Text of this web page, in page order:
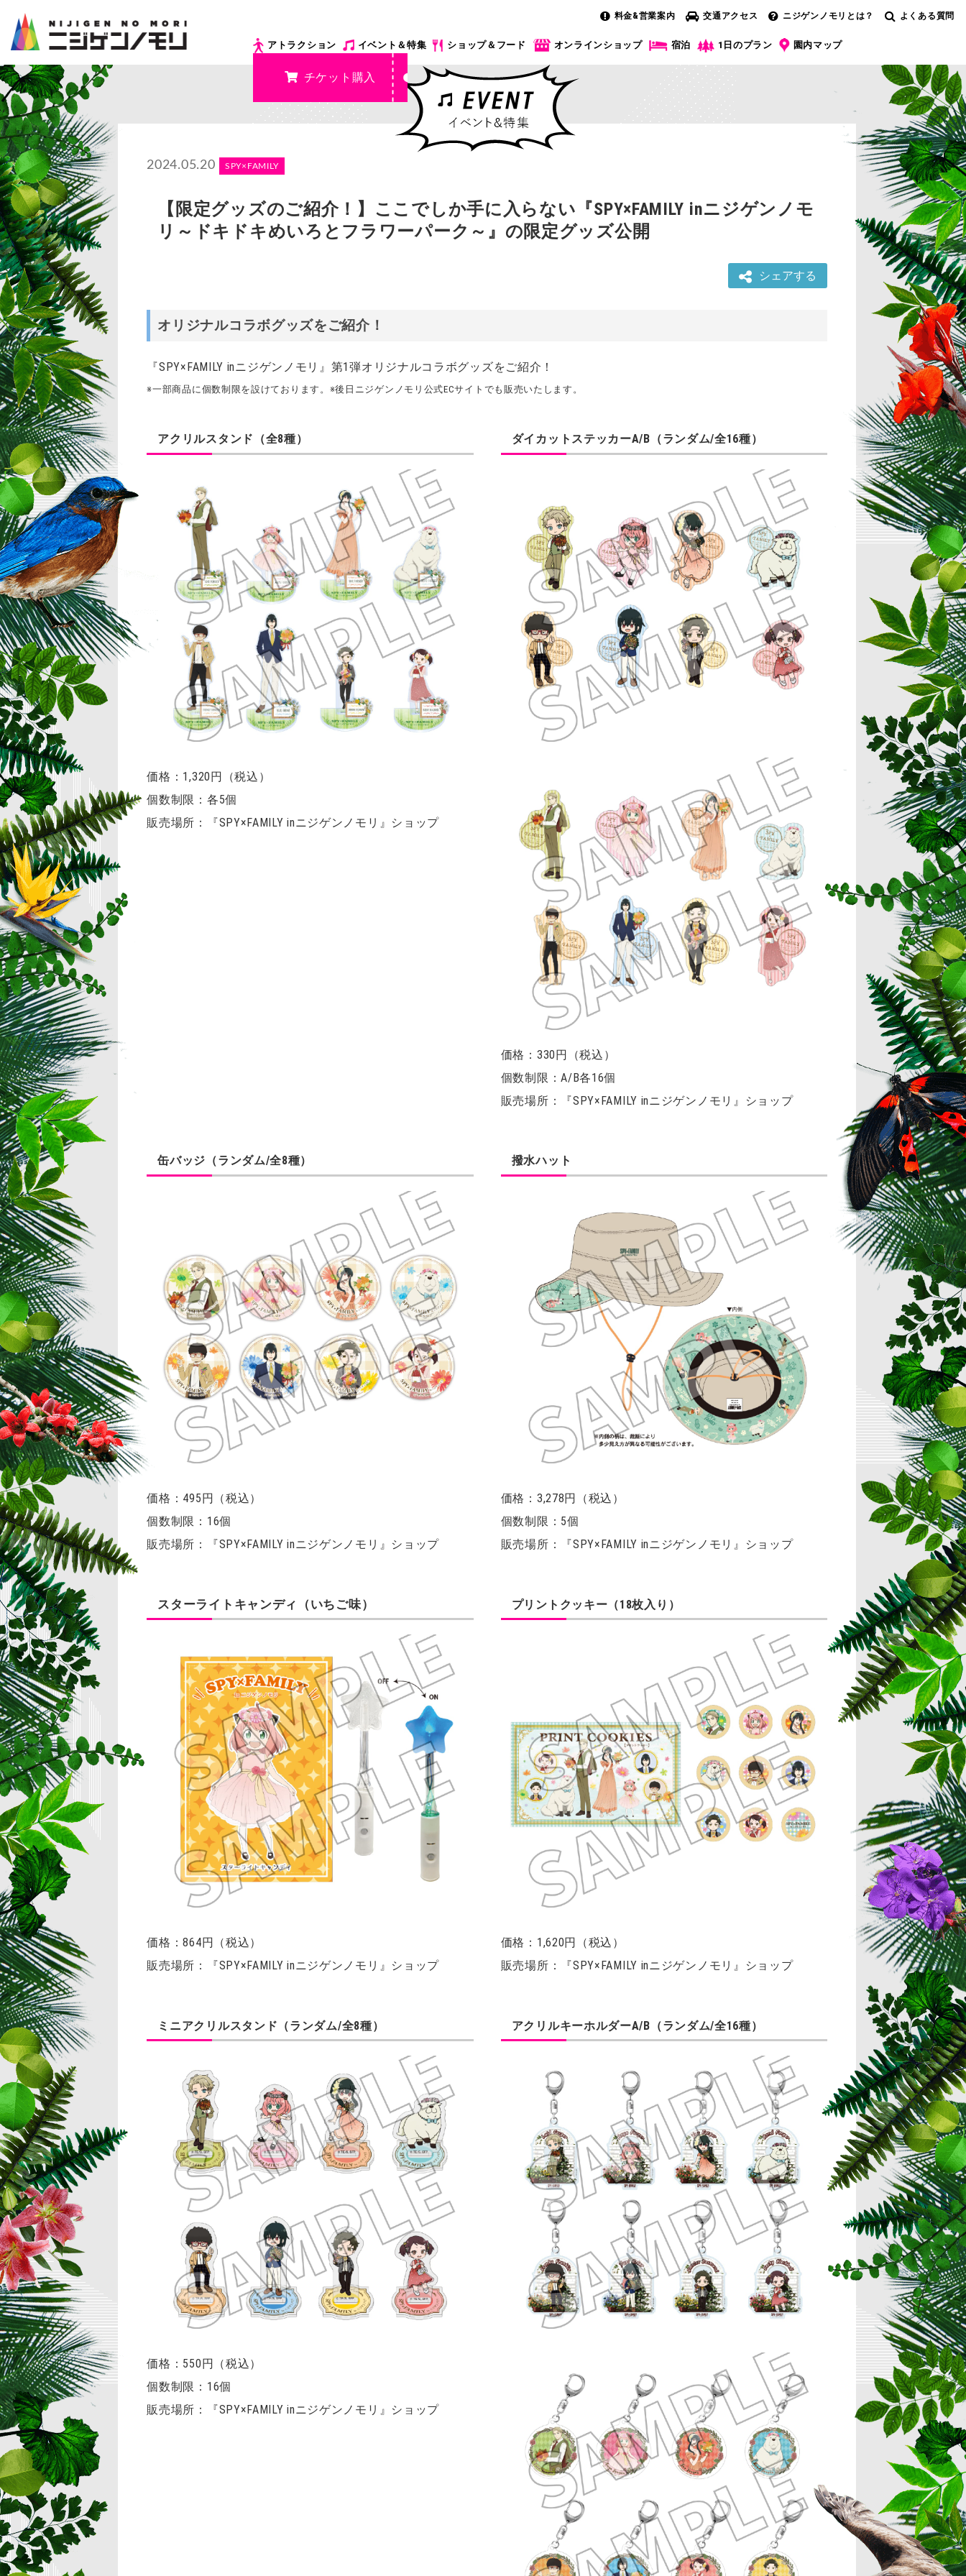
料金&営業案内 交通アクセス ニジゲンノモリとは？ よくある質問
アトラクション イベント＆特集 ショップ＆フード オンラインショップ 宿泊 1日のプラン 園内マップ
チケット購入
2024.05.20 SPY×FAMILY
【限定グッズのご紹介！】ここでしか手に入らない『SPY×FAMILY inニジゲンノモ
リ～ドキドキめいろとフラワーパーク～』の限定グッズ公開
シェアする
オリジナルコラボグッズをご紹介！
『SPY×FAMILY inニジゲンノモリ』 第1弾オリジナルコラボグッズをご紹介！
※一部商品に個数制限を設けております。※後日ニジゲンノモリ公式ECサイトでも販売いたします。
アクリルスタンド（全8種）
価格：1,320円（税込）
個数制限：各5個
販売場所：『SPY×FAMILY inニジゲンノモリ』ショップ
ダイカットステッカーA/B（ランダム/全16種）
価格：330円（税込）
個数制限：A/B各16個
販売場所：『SPY×FAMILY inニジゲンノモリ』ショップ
缶バッジ（ランダム/全8種）
価格：495円（税込）
個数制限：16個
販売場所：『SPY×FAMILY inニジゲンノモリ』ショップ
撥水ハット
価格：3,278円（税込）
個数制限：5個
販売場所：『SPY×FAMILY inニジゲンノモリ』ショップ
スターライトキャンディ（いちご味）
価格：864円（税込）
販売場所：『SPY×FAMILY inニジゲンノモリ』ショップ
プリントクッキー（18枚入り）
価格：1,620円（税込）
販売場所：『SPY×FAMILY inニジゲンノモリ』ショップ
ミニアクリルスタンド（ランダム/全8種）
価格：550円（税込）
個数制限：16個
販売場所：『SPY×FAMILY inニジゲンノモリ』ショップ
アクリルキーホルダーA/B（ランダム/全16種）